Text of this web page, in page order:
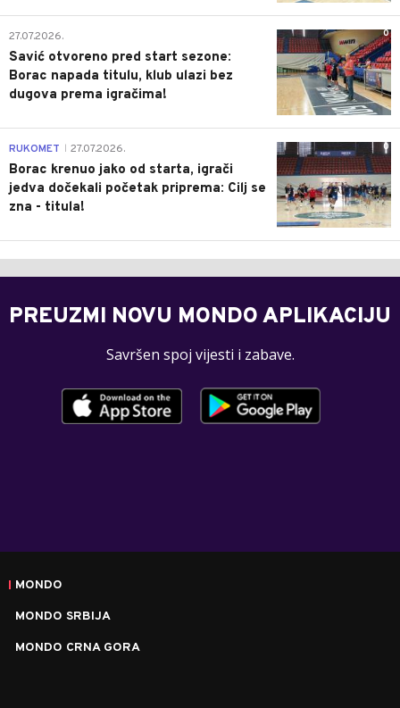
0
27.07.2026.
Savić otvoreno pred start sezone:
Borac napada titulu, klub ulazi bez
dugova prema igračima!
0
RUKOMET 27.07.2026.
Borac krenuo jako od starta, igrači
jedva dočekali početak priprema: Cilj se
zna - titula!
PREUZMI NOVU MONDO APLIKACIJU
Savršen spoj vijesti i zabave.
MONDO
MONDO SRBIJA
MONDO CRNA GORA